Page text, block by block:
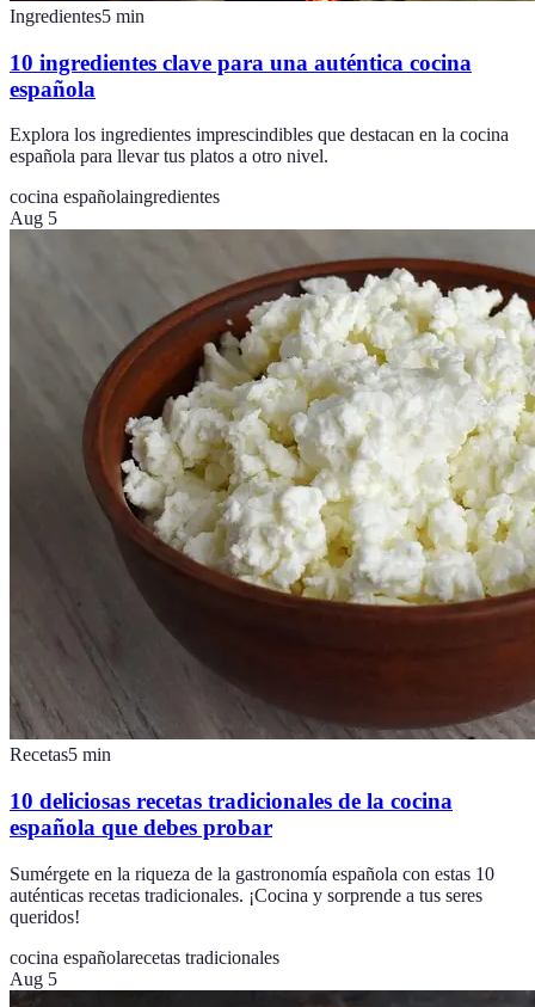
Ingredientes5 min
10 ingredientes clave para una auténtica cocina
española
Explora los ingredientes imprescindibles que destacan en la cocina
española para llevar tus platos a otro nivel.
cocina españolaingredientes
Aug 5
Recetas5 min
10 deliciosas recetas tradicionales de la cocina
española que debes probar
Sumérgete en la riqueza de la gastronomía española con estas 10
auténticas recetas tradicionales. ¡Cocina y sorprende a tus seres
queridos!
cocina españolarecetas tradicionales
Aug 5